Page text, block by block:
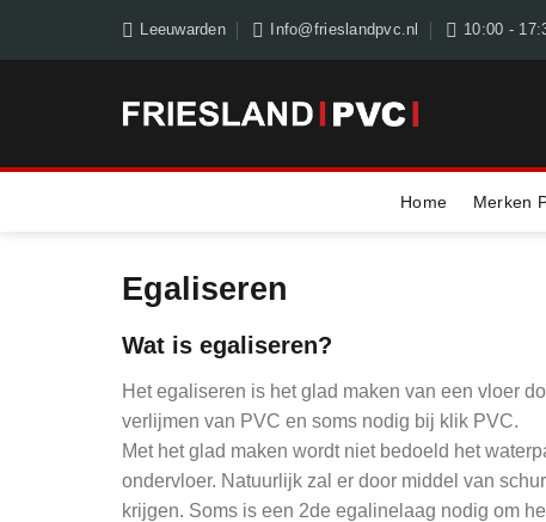
Leeuwarden Info@frieslandpvc.nl 10:00 -
Home Merken
Egaliseren
Wat is egaliseren?
Het egaliseren is het glad maken van een vloer
verlijmen van PVC en soms nodig bij klik PVC.
Met het glad maken wordt niet bedoeld het
ondervloer. Natuurlijk zal er door middel van
krijgen. Soms is een 2de egalinelaag nodig om